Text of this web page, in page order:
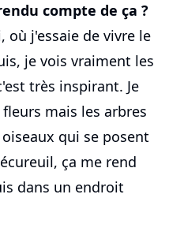
compte de ça ?
où j'essaie de vivre le
je vois vraiment les
très inspirant. Je
mais les arbres
qui se posent
ça me rend
dans un endroit